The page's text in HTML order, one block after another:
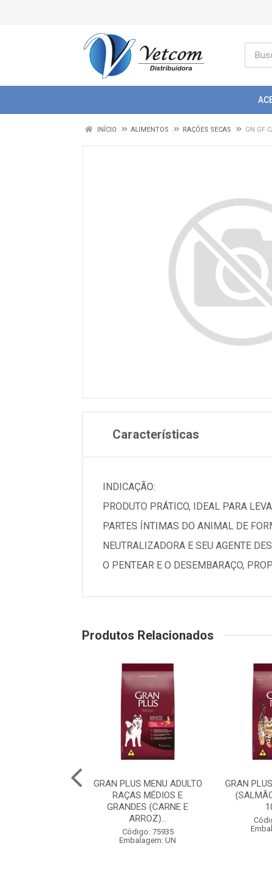
INÍCIO ALIMENTOS RAÇÕES SECAS GN GF
Características
INDICAÇÃO:
PRODUTO PRÁTICO, IDEAL PARA
PARTES ÍNTIMAS DO ANIMAL DE
NEUTRALIZADORA E SEU AGENTE
O PENTEAR E O DESEMBARAÇO,
Produtos Relacionados
GRAN PLUS MENU ADULTO
RAÇAS MÉDIOS E
GRANDES (CARNE E
ARROZ)...
Código: 75935
Embalagem: UN
GRAN